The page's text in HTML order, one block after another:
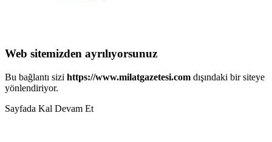
Web sitemizden ayrılıyorsunuz
Bu bağlantı sizi https://www.milatgazetesi.com dışındaki bir siteye
yönlendiriyor.
Sayfada Kal Devam Et